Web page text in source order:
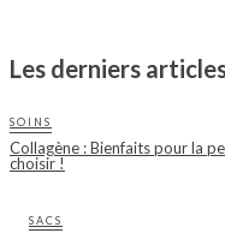
Les derniers
SOINS
Collagène : Bienfaits pour la
choisir !
SACS